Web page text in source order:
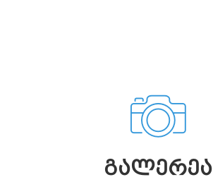
ᲒᲐᲚᲔᲠᲔᲐ